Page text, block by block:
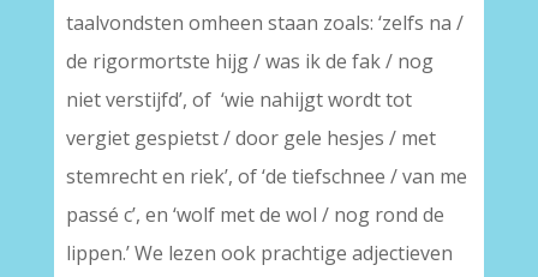
taalvondsten omheen staan zoals: ‘zelfs na /
de rigormortste hijg / was ik de fak / nog
niet verstijfd’, of ‘wie nahijgt wordt tot
vergiet gespietst / door gele hesjes / met
stemrecht en riek’, of ‘de tiefschnee / van me
passé c’, en ‘wolf met de wol / nog rond de
lippen.’ We lezen ook prachtige adjectieven